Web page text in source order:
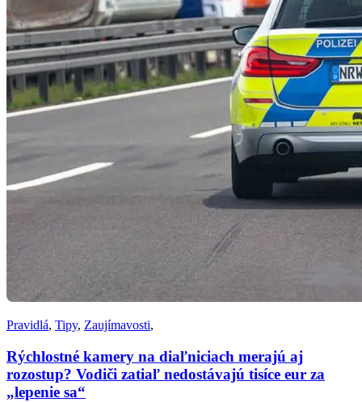
Pravidlá, Tipy, Zaujímavosti,
Rýchlostné kamery na diaľniciach merajú aj
rozostup? Vodiči zatiaľ nedostávajú tisíce eur za
„lepenie sa“